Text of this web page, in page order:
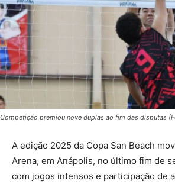
Competição premiou nove duplas ao fim das disputas
A edição 2025 da Copa San Beach
Arena, em Anápolis, no último fim de
com jogos intensos e participação de